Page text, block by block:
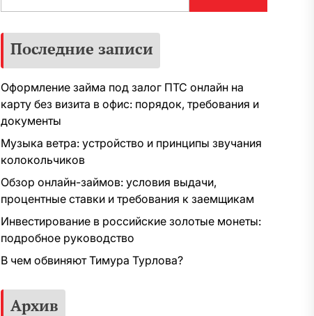
Последние записи
Оформление займа под залог ПТС онлайн на
карту без визита в офис: порядок, требования и
документы
Музыка ветра: устройство и принципы звучания
колокольчиков
Обзор онлайн-займов: условия выдачи,
процентные ставки и требования к заемщикам
Инвестирование в российские золотые монеты:
подробное руководство
В чем обвиняют Тимура Турлова?
Архив